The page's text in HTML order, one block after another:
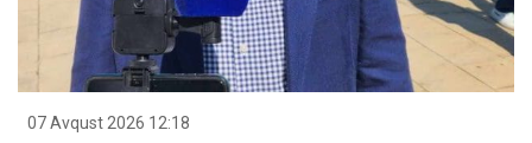
07 Avqust 2026 12:18